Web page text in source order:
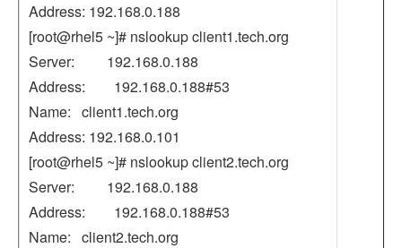
Address: 192.168.0.188
[root@rhel5 ~]# nslookup client1.tech.org
Server: 192.168.0.188
Address: 192.168.0.188#53
Name: client1.tech.org
Address: 192.168.0.101
[root@rhel5 ~]# nslookup client2.tech.org
Server: 192.168.0.188
Address: 192.168.0.188#53
Name: client2.tech.org